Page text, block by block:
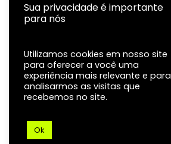
Sua privacidade é importante
para nós
Utilizamos cookies em nosso site
para oferecer a você uma
experiência mais relevante e para
analisarmos as visitas que
recebemos no site.
Ok